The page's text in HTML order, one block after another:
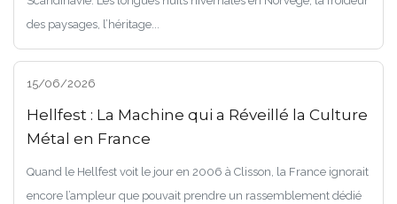
des paysages, l’héritage...
15/06/2026
Hellfest : La Machine qui a Réveillé la Culture
Métal en France
Quand le Hellfest voit le jour en 2006 à Clisson, la France ignorait
encore l’ampleur que pouvait prendre un rassemblement dédié